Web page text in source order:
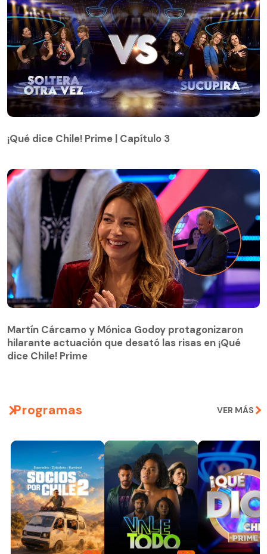
¡Qué dice Chile! Prime | Capítulo 3
hilarante actuación que desató las risas en ¡Qué
dice Chile! Prime
Martín Cárcamo y Mónica Godoy protagonizaron
hilarante actuación que desató las risas en ¡Qué
dice Chile! Prime
Programas VER MÁS